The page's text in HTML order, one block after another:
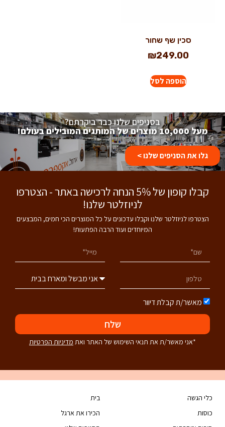
סכין שף שחור
₪249.00
הוספה לסל
בסניפים שלנו כבר ביקרתם?
מעל 10,000 מוצרים של המותגים המובילים בעולם!
גלו את הסניפים שלנו >
קבלו קופון של 5% הנחה לרכישה באתר - הצטרפו
לניוזלטר שלנו!
הצטרפו לניוזלטר שלנו וקבלו עדכונים על כל המוצרים הכי חמים, המבצעים
המיוחדים ועוד הרבה הפתעות!
מאשר/ת קבלת דיוור
שלח
*אני מאשר/ת את תנאי השימוש של האתר ואת מדיניות הפרטיות
כלי הגשה
כוסות
בית
הכירו את ארגל